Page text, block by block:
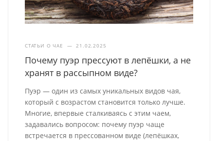
СТАТЬИ О ЧАЕ — 21.02.2025
Почему пуэр прессуют в лепёшки, а не
хранят в рассыпном виде?
Пуэр — один из самых уникальных видов чая,
который с возрастом становится только лучше.
Многие, впервые сталкиваясь с этим чаем,
задавались вопросом: почему пуэр чаще
встречается в прессованном виде (лепёшках,